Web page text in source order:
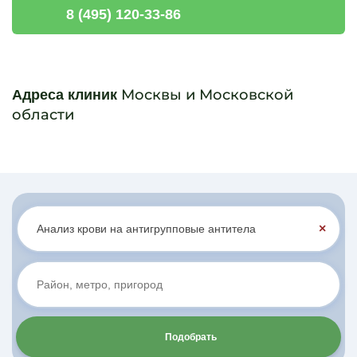
8 (495) 120-33-86
Адреса клиник Москвы и Московской
области
×
Подобрать